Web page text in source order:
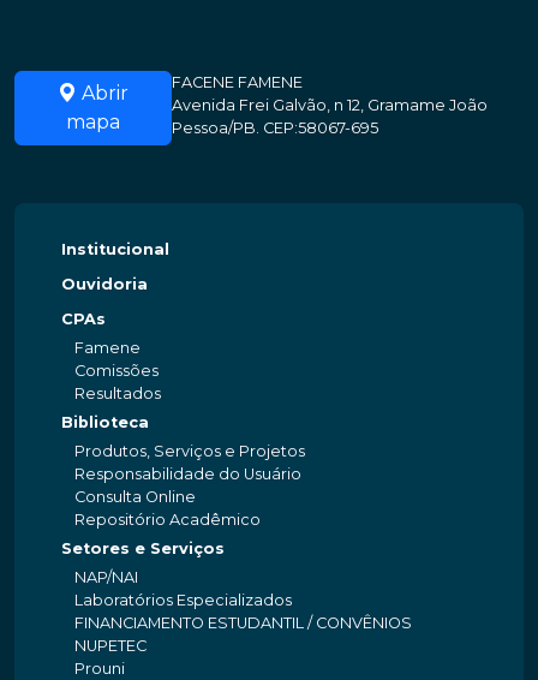
Abrir
mapa
FACENE FAMENE
Avenida Frei Galvão, n 12, Gramame João
Pessoa/PB. CEP:58067-695
Institucional
Ouvidoria
CPAs
Famene
Comissões
Resultados
Biblioteca
Produtos, Serviços e Projetos
Responsabilidade do Usuário
Consulta Online
Repositório Acadêmico
Setores e Serviços
NAP/NAI
Laboratórios Especializados
FINANCIAMENTO ESTUDANTIL / CONVÊNIOS
NUPETEC
Prouni